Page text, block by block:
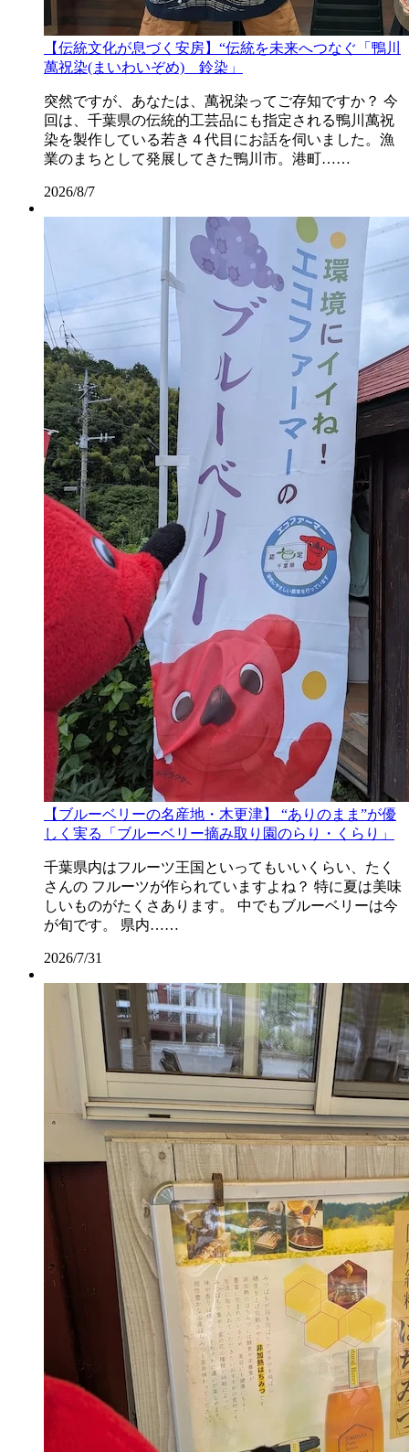
【伝統文化が息づく安房】“伝統を未来へつなぐ「鴨川
萬祝染(まいわいぞめ) 鈴染」
突然ですが、あなたは、萬祝染ってご存知ですか？ 今
回は、千葉県の伝統的工芸品にも指定される鴨川萬祝
染を製作している若き４代目にお話を伺いました。漁
業のまちとして発展してきた鴨川市。港町……
2026/8/7
【ブルーベリーの名産地・木更津】 “ありのまま”が優
しく実る「ブルーベリー摘み取り園のらり・くらり」
千葉県内はフルーツ王国といってもいいくらい、たく
さんの フルーツが作られていますよね？ 特に夏は美味
しいものがたくさあります。 中でもブルーベリーは今
が旬です。 県内……
2026/7/31